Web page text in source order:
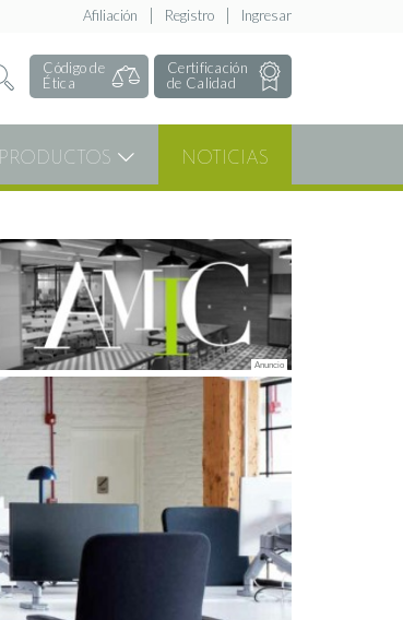
Ingresar
Registro
Afiliación
Código de
Ética
Certificación
de Calidad
PRODUCTOS NOTICIAS